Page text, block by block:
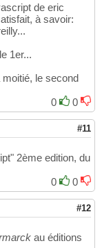
de eric
à savoir:
1er...
le second
0
0
#11
2ème edition, du
0
0
#12
au éditions